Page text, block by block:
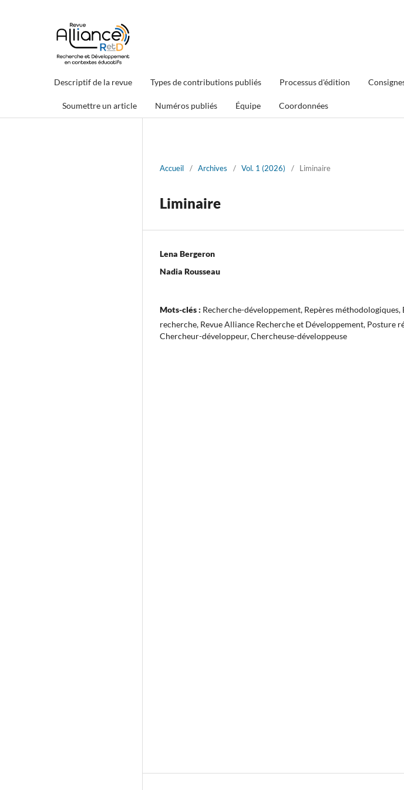
Descriptif de la revue Types de contributions publiés Processus d'édition
Soumettre un article Numéros publiés Équipe Coordonnées
Accueil / Archives / Vol. 1 (2026) / Liminaire
Liminaire
Lena Bergeron
Nadia Rousseau
Mots-clés : Recherche-développement, Repères méthodologiques,
recherche, Revue Alliance Recherche et Développement, Posture
Chercheur-développeur, Chercheuse-développeuse